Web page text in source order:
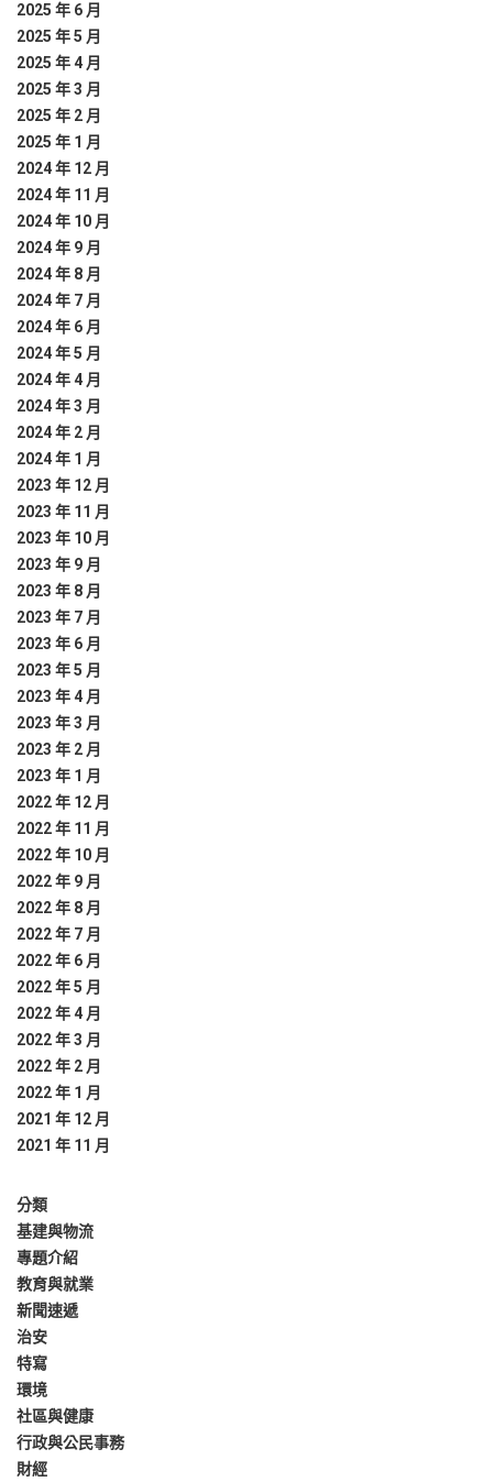
2025 年 6 月
2025 年 5 月
2025 年 4 月
2025 年 3 月
2025 年 2 月
2025 年 1 月
2024 年 12 月
2024 年 11 月
2024 年 10 月
2024 年 9 月
2024 年 8 月
2024 年 7 月
2024 年 6 月
2024 年 5 月
2024 年 4 月
2024 年 3 月
2024 年 2 月
2024 年 1 月
2023 年 12 月
2023 年 11 月
2023 年 10 月
2023 年 9 月
2023 年 8 月
2023 年 7 月
2023 年 6 月
2023 年 5 月
2023 年 4 月
2023 年 3 月
2023 年 2 月
2023 年 1 月
2022 年 12 月
2022 年 11 月
2022 年 10 月
2022 年 9 月
2022 年 8 月
2022 年 7 月
2022 年 6 月
2022 年 5 月
2022 年 4 月
2022 年 3 月
2022 年 2 月
2022 年 1 月
2021 年 12 月
2021 年 11 月
分類
基建與物流
專題介紹
教育與就業
新聞速遞
治安
特寫
環境
社區與健康
行政與公民事務
財經